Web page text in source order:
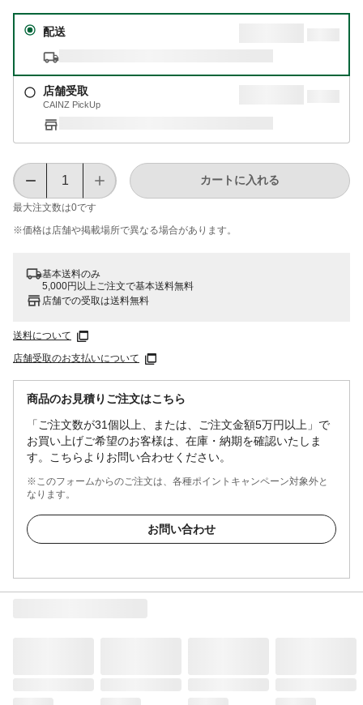
配送
店舗受取
CAINZ PickUp
最大注文数は0です
カートに入れる
※価格は​店舗や​掲載場所で​異なる​場合が​あります。
基本送料のみ
5,000円以上ご注文で基本送料無料
店舗での受取は送料無料
送料について
店舗受取のお支払いについて
商品のお見積りご注文はこちら
「ご注文数が31個以上、または、ご注文金額5万円以上」で
お買い上げご希望のお客様は、在庫・納期を確認いたしま
す。こちらよりお問い合わせください。
※このフォームからのご注文は、各種ポイントキャンペーン対象外と
なります。
お問い合わせ